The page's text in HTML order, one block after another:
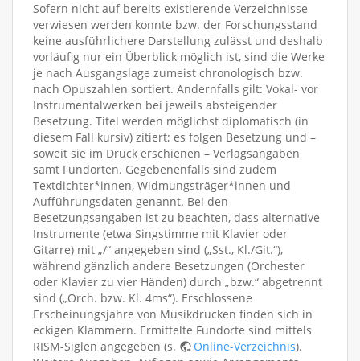
Sofern nicht auf bereits existierende Verzeichnisse
verwiesen werden konnte bzw. der Forschungsstand
keine ausführlichere Darstellung zulässt und deshalb
vorläufig nur ein Überblick möglich ist, sind die Werke
je nach Ausgangslage zumeist chronologisch bzw.
nach Opuszahlen sortiert. Andernfalls gilt: Vokal- vor
Instrumentalwerken bei jeweils absteigender
Besetzung. Titel werden möglichst diplomatisch (in
diesem Fall kursiv) zitiert; es folgen Besetzung und –
soweit sie im Druck erschienen – Verlagsangaben
samt Fundorten. Gegebenenfalls sind zudem
Textdichter*innen, Widmungsträger*innen und
Aufführungsdaten genannt. Bei den
Besetzungsangaben ist zu beachten, dass alternative
Instrumente (etwa Singstimme mit Klavier oder
Gitarre) mit „/“ angegeben sind („Sst., Kl./Git.“),
während gänzlich andere Besetzungen (Orchester
oder Klavier zu vier Händen) durch „bzw.“ abgetrennt
sind („Orch. bzw. Kl. 4ms“). Erschlossene
Erscheinungsjahre von Musikdrucken finden sich in
eckigen Klammern. Ermittelte Fundorte sind mittels
RISM-Siglen angegeben (s.
Online-Verzeichnis).